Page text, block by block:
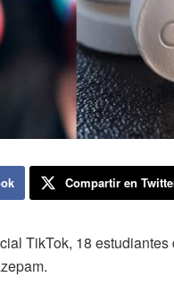
Compartir en
TikTok, 18